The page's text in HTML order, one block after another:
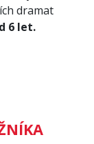
dramat
6 let.